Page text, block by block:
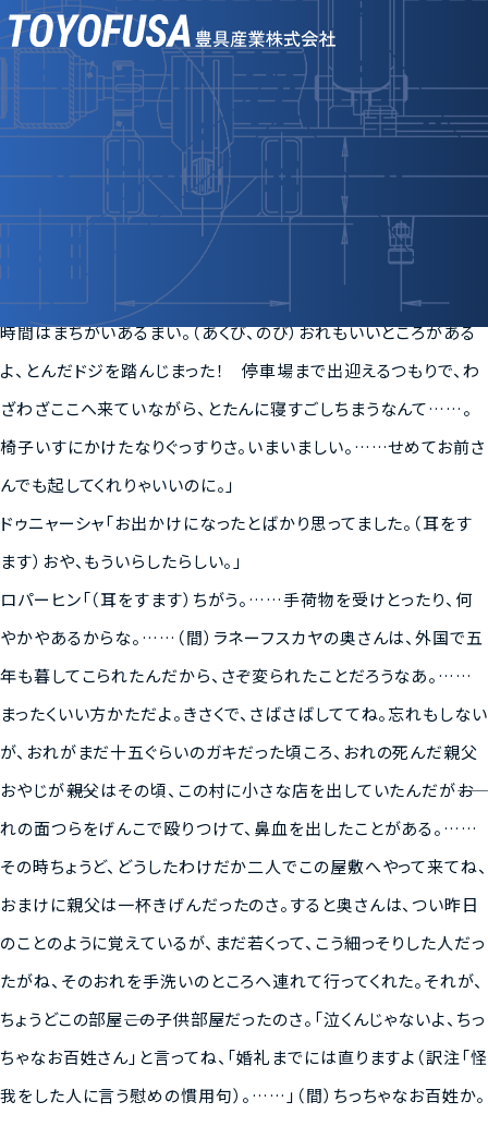
Skip
to
content
COMPANY
会社案内
事業案内
EITO
エイト技研工業
SDGs
品質・環境への取組み
PRODUCT
製品情報
FAQ
よくあるご質問
RECRUIT
emailお問い合わせ
投稿フォーマット: チャット
Posted on2010年1月8日 by
ロパーヒン「やっと汽車が着いた、やれやれ。何時だね？」
ドゥニャーシャ「まもなく二時。（蝋燭を吹き消す）もう明るいです
わ。」
ロパーヒン「いったいどのくらい遅れたんだね、汽車は？ まあ二
時間はまちがいあるまい。（あくび、のび）おれもいいところがある
よ、とんだドジを踏んじまった！ 停車場まで出迎えるつもりで、わ
ざわざここへ来ていながら、とたんに寝すごしちまうなんて……。
椅子いすにかけたなりぐっすりさ。いまいましい。……せめてお前さ
んでも起してくれりゃいいのに。」
ドゥニャーシャ「お出かけになったとばかり思ってました。（耳をす
ます）おや、もういらしたらしい。」
ロパーヒン「（耳をすます）ちがう。……手荷物を受けとったり、何
やかやあるからな。……（間）ラネーフスカヤの奥さんは、外国で五
年も暮してこられたんだから、さぞ変られたことだろうなあ。……
まったくいい方かただよ。きさくで、さばさばしててね。忘れもしない
が、おれがまだ十五ぐらいのガキだった頃ころ、おれの死んだ親父
おやじが――親父はその頃、この村に小さな店を出していたんだが――お
れの面つらをげんこで殴りつけて、鼻血を出したことがある。……
その時ちょうど、どうしたわけだか二人でこの屋敷へやって来てね、
おまけに親父は一杯きげんだったのさ。すると奥さんは、つい昨日
のことのように覚えているが、まだ若くって、こう細っそりした人だっ
たがね、そのおれを手洗いのところへ連れて行ってくれた。それが、
ちょうどこの部屋――この子供部屋だったのさ。「泣くんじゃないよ、ちっ
ちゃなお百姓さん」と言ってね、「婚礼までには直りますよ（訳注「怪
我をした人に言う慰めの慣用句）。……」（間）ちっちゃなお百姓か。